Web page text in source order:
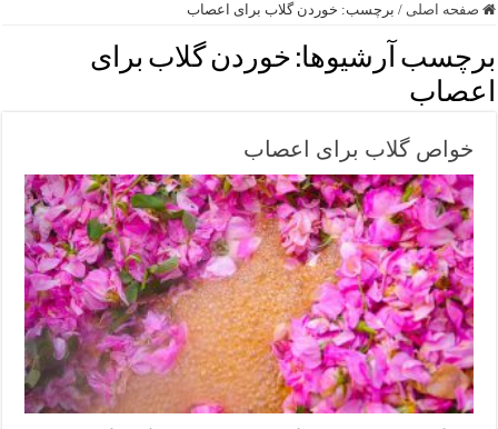
صفحه اصلی / برچسب: خوردن گلاب برای اعصاب
برچسب آرشیوها: خوردن گلاب برای
اعصاب
خواص گلاب برای اعصاب